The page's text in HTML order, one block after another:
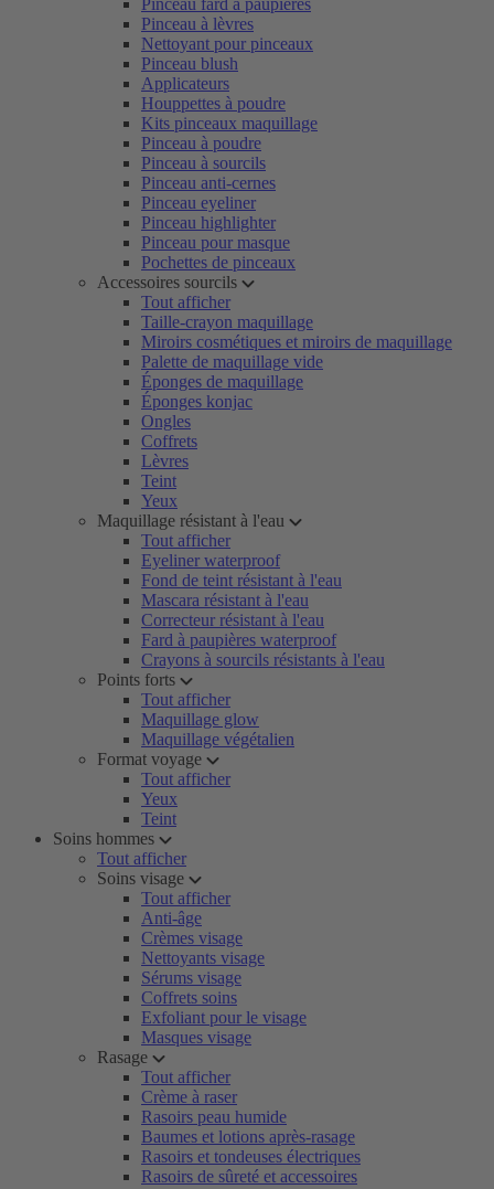
Pinceau fard à paupières
Pinceau à lèvres
Nettoyant pour pinceaux
Pinceau blush
Applicateurs
Houppettes à poudre
Kits pinceaux maquillage
Pinceau à poudre
Pinceau à sourcils
Pinceau anti-cernes
Pinceau eyeliner
Pinceau highlighter
Pinceau pour masque
Pochettes de pinceaux
Accessoires sourcils
Tout afficher
Taille-crayon maquillage
Miroirs cosmétiques et miroirs de maquillage
Palette de maquillage vide
Éponges de maquillage
Éponges konjac
Ongles
Coffrets
Lèvres
Teint
Yeux
Maquillage résistant à l'eau
Tout afficher
Eyeliner waterproof
Fond de teint résistant à l'eau
Mascara résistant à l'eau
Correcteur résistant à l'eau
Fard à paupières waterproof
Crayons à sourcils résistants à l'eau
Points forts
Tout afficher
Maquillage glow
Maquillage végétalien
Format voyage
Tout afficher
Yeux
Teint
Soins hommes
Tout afficher
Soins visage
Tout afficher
Anti-âge
Crèmes visage
Nettoyants visage
Sérums visage
Coffrets soins
Exfoliant pour le visage
Masques visage
Rasage
Tout afficher
Crème à raser
Rasoirs peau humide
Baumes et lotions après-rasage
Rasoirs et tondeuses électriques
Rasoirs de sûreté et accessoires